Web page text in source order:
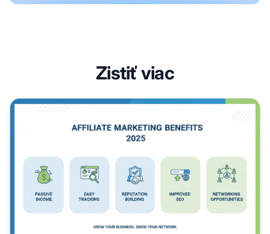
Zistiť viac
Výhody affiliate marketingu v roku 2025